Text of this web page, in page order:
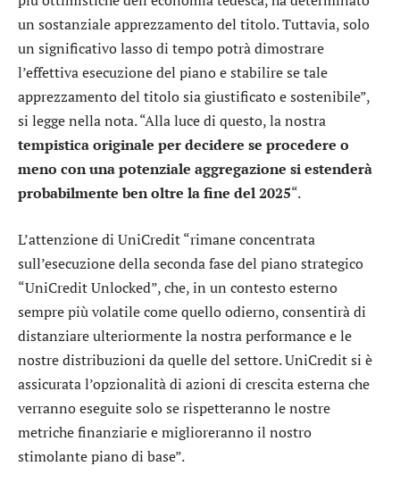
un sostanziale apprezzamento del titolo. Tuttavia, solo
un significativo lasso di tempo potrà dimostrare
l’effettiva esecuzione del piano e stabilire se tale
apprezzamento del titolo sia giustificato e sostenibile”,
si legge nella nota. “Alla luce di questo, la nostra
tempistica originale per decidere se procedere o
meno con unapotenziale aggregazione si estenderà
probabilmente ben oltre la fine del 2025“.
L’attenzione di UniCredit “rimane concentrata
sull’esecuzione della seconda fase del piano strategico
“UniCredit Unlocked”, che, in un contesto esterno
sempre più volatile come quello odierno, consentirà di
distanziare ulteriormente la nostra performance e le
nostre distribuzioni da quelle del settore. UniCredit si è
assicurata l’opzionalità di azioni di crescita esterna che
verranno eseguite solo se rispetteranno le nostre
metriche finanziarie e miglioreranno il nostro
stimolante piano di base”.